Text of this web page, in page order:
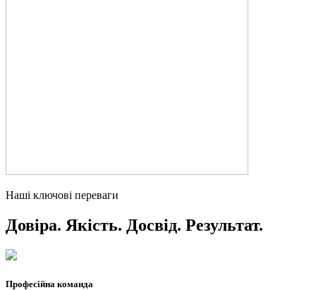
Наші ключові переваги
Довіра. Якість. Досвід. Результат.
Професійна команда